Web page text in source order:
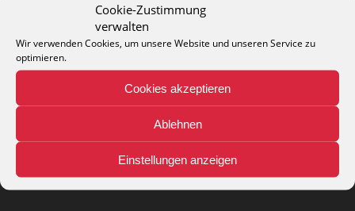
Cookie-Zustimmung
verwalten
Wir verwenden Cookies, um unsere Website und unseren Service zu
optimieren.
Cookies akzeptieren
Ablehnen
Einstellungen anzeigen
44867 Bochum
phone: + 49 (2327) 3083 - 20
e-mail:info@theko-collection.com
Teppich-Lexikon